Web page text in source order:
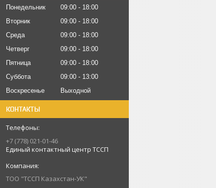
Понедельник 09:00
18:00
Вторник
09:00
18:00
Среда
09:00
18:00
Четверг
09:00
18:00
Пятница
09:00
18:00
Суббота
09:00
13:00
Воскресенье
Выходной
КОНТАКТЫ
+7 (778) 021-01-46
Единый контактный центр ТССП
ТОО "ТССП Казахстан-УК"